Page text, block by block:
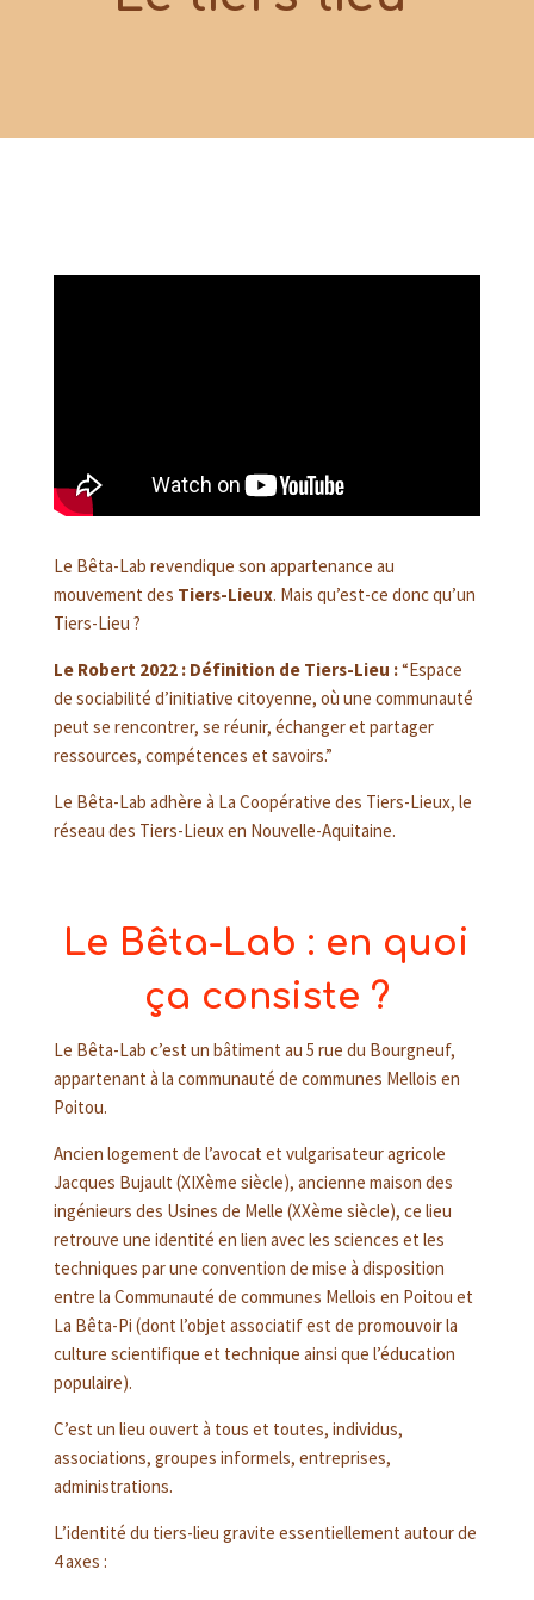
Le Bêta-Lab revendique son appartenance au
mouvement des Tiers-Lieux. Mais qu’est-ce donc qu’un
Tiers-Lieu ?
Le Robert 2022 : Définition de Tiers-Lieu :“Espace
de sociabilité d’initiative citoyenne, où une communauté
peut se rencontrer, se réunir, échanger et partager
ressources, compétences et savoirs.”
Le Bêta-Lab adhère à La Coopérative des Tiers-Lieux, le
réseau des Tiers-Lieux en Nouvelle-Aquitaine.
Le Bêta-Lab : en quoi
ça consiste ?
Le Bêta-Lab c’est un bâtiment au 5 rue du Bourgneuf,
appartenant à la communauté de communes Mellois en
Poitou.
Ancien logement de l’avocat et vulgarisateur agricole
Jacques Bujault (XIXème siècle), ancienne maison des
ingénieurs des Usines de Melle (XXème siècle), ce lieu
retrouve une identité en lien avec les sciences et les
techniques par une convention de mise à disposition
entre la Communauté de communes Mellois en Poitou et
La Bêta-Pi (dont l’objet associatif est de promouvoir la
culture scientifique et technique ainsi que l’éducation
populaire).
C’est un lieu ouvert à tous et toutes, individus,
associations, groupes informels, entreprises,
administrations.
L’identité du tiers-lieu gravite essentiellement autour de
4 axes :